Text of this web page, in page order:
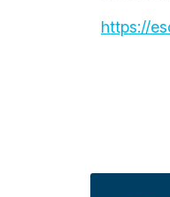
https://